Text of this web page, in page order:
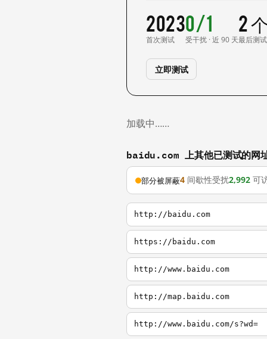
2023
首次测试
0/1
受干扰 · 近 90 天
2
最后测试
立即测试
加载中……
baidu.com 上其他已测试的网
部分被屏蔽4 间歇性受扰2,992 可
http://baidu.com
https://baidu.com
http://www.baidu.com
http://map.baidu.com
http://www.baidu.com/s?wd=